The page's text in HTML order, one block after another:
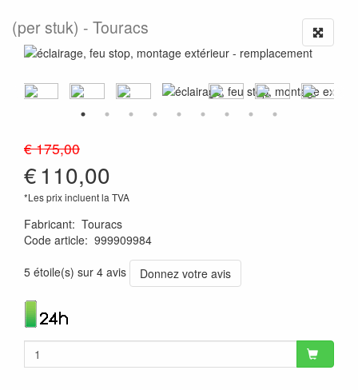
(per stuk) Touracs
€ 175,00
€110,00
*Les prix incluent la TVA
Fabricant: Touracs
Code article: 999909984
5 étoile(s) sur 4 avis
Donnez votre avis